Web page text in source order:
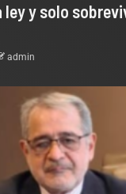
ley y solo
admin